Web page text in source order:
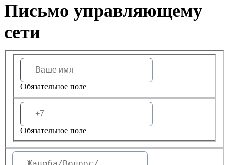
Письмо управляющему
сети
Обязательное поле
Обязательное поле